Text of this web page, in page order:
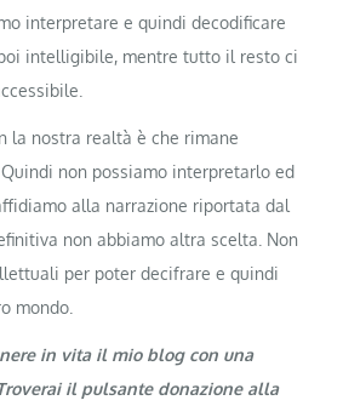
interpretare e quindi decodificare
intelligibile, mentre tutto il resto ci
la nostra realtà è che rimane
non possiamo interpretarlo ed
alla narrazione riportata dal
non abbiamo altra scelta. Non
per poter decifrare e quindi
mondo.
in vita il mio blog con una
il pulsante donazione alla